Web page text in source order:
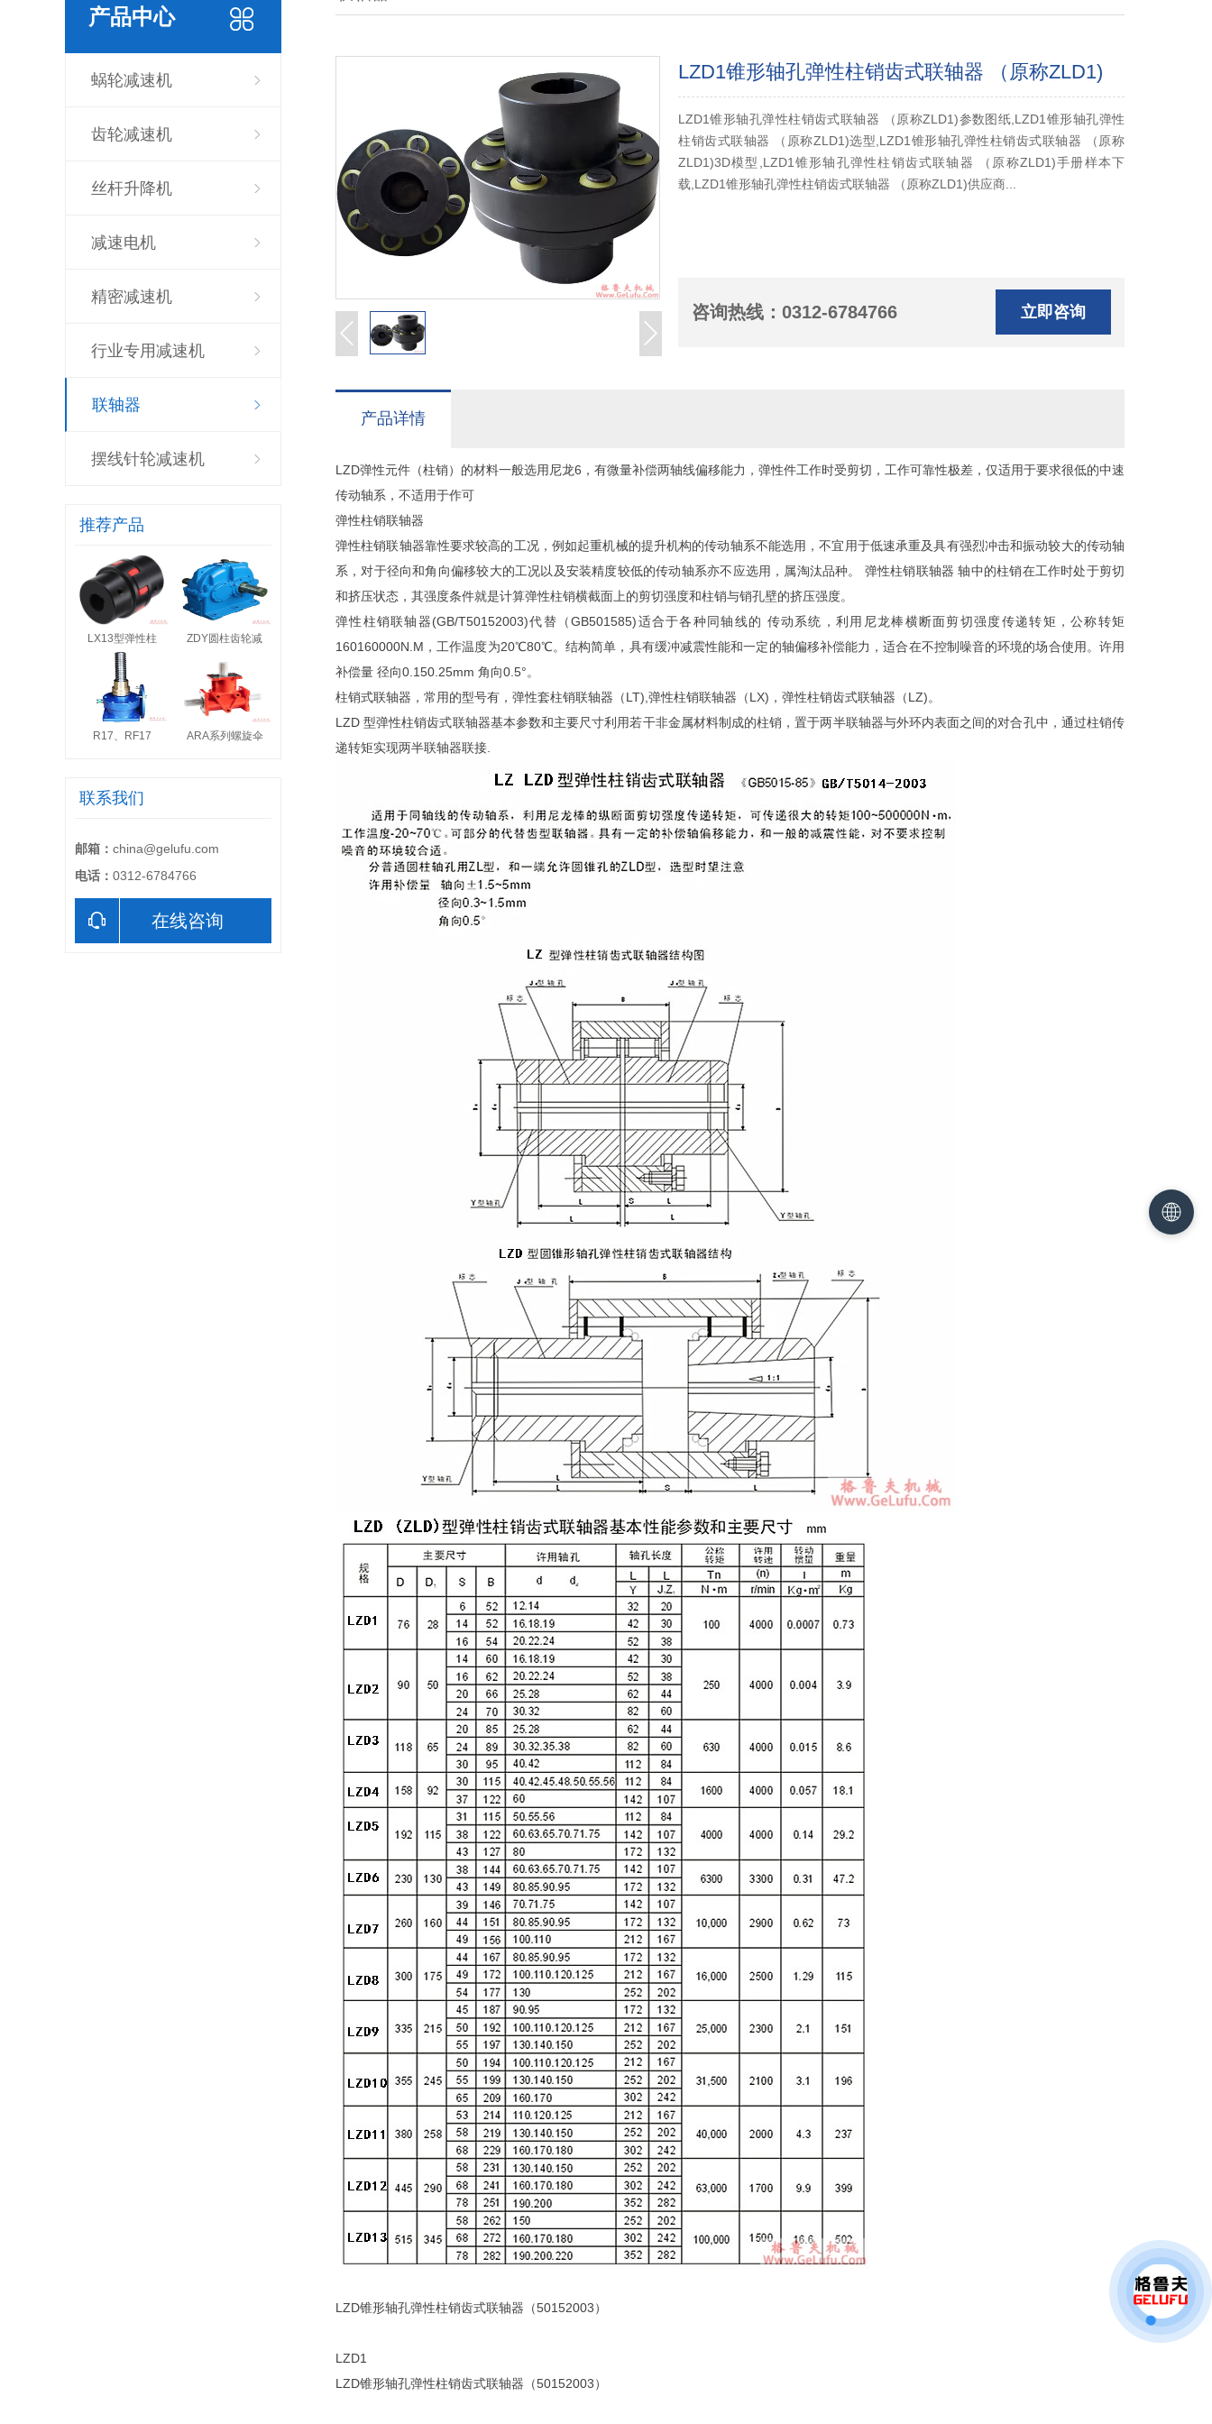
产品中心
蜗轮减速机
齿轮减速机
丝杆升降机
减速电机
精密减速机
行业专用减速机
联轴器
摆线针轮减速机
推荐产品
LX13型弹性柱 ZDY圆柱齿轮减
R17、RF17 ARA系列螺旋伞
联系我们
邮箱： china@gelufu.com
电话： 0312-6784766
在线咨询
LZD1锥形轴孔弹性柱销齿式联轴器 （原称ZLD1)
LZD1锥形轴孔弹性柱销齿式联轴器 （原称ZLD1)参数图纸,LZD1锥形轴孔弹性
柱销齿式联轴器 （原称ZLD1)选型,LZD1锥形轴孔弹性柱销齿式联轴器 （原称
ZLD1)3D模型,LZD1锥形轴孔弹性柱销齿式联轴器 （原称ZLD1)手册样本下
载,LZD1锥形轴孔弹性柱销齿式联轴器 （原称ZLD1)供应商...
咨询热线： 0312-6784766 立即咨询
产品详情
LZD弹性元件（柱销）的材料一般选用尼龙6，有微量补偿两轴线偏移能力，弹性件工作时受剪切，工作可靠性极差，仅适用于要求很低的中速
传动轴系，不适用于作可
弹性柱销联轴器
弹性柱销联轴器靠性要求较高的工况，例如起重机械的提升机构的传动轴系不能选用，不宜用于低速承重及具有强烈冲击和振动较大的传动轴
系，对于径向和角向偏移较大的工况以及安装精度较低的传动轴系亦不应选用，属淘汰品种。 弹性柱销联轴器 轴中的柱销在工作时处于剪切
和挤压状态，其强度条件就是计算弹性柱销横截面上的剪切强度和柱销与销孔壁的挤压强度。
弹性柱销联轴器(GB/T50152003)代替（GB501585)适合于各种同轴线的 传动系统，利用尼龙棒横断面剪切强度传递转矩，公称转矩
160160000N.M，工作温度为20℃80℃。结构简单，具有缓冲减震性能和一定的轴偏移补偿能力，适合在不控制噪音的环境的场合使用。许用
补偿量 径向0.150.25mm 角向0.5°。
柱销式联轴器，常用的型号有，弹性套柱销联轴器（LT),弹性柱销联轴器（LX)，弹性柱销齿式联轴器（LZ)。
LZD 型弹性柱销齿式联轴器基本参数和主要尺寸利用若干非金属材料制成的柱销，置于两半联轴器与外环内表面之间的对合孔中，通过柱销传
递转矩实现两半联轴器联接.
LZD锥形轴孔弹性柱销齿式联轴器（50152003）
LZD1
LZD锥形轴孔弹性柱销齿式联轴器（50152003）